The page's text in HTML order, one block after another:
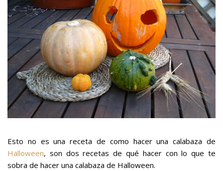
Esto no es una receta de como hacer una calabaza de
Halloween, son dos recetas de qué hacer con lo que te
sobra de hacer una calabaza de Halloween.